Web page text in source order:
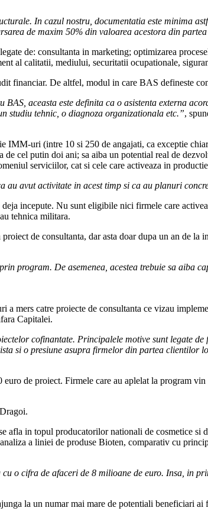
In cazul nostru, documentatia este minima
de maxim 50% din valoarea acestora din
de: consultanta in marketing; optimizarea
al calitatii, mediului, securitatii ocupationale,
financiar. De altfel, modul in care BAS defineste
aceasta este definita ca o asistenta externa
studiu tehnic, o diagnoza organizationala etc.”,
IMM-uri (intre 10 si 250 de angajati, ca exceptie
cel putin doi ani; sa aiba un potential real de
serviciilor, cat si cele care activeaza in
au avut activitate in acest timp si ca au planuri
incepute. Nu sunt eligibile nici firmele care
tehnica militara.
de consultanta, dar asta doar dupa un an de la
program. De asemenea, acestea trebuie sa aiba
mers catre proiecte de consultanta ce vizau
Capitalei.
cofinantate. Principalele motive sunt legate
si o presiune asupra firmelor din partea clientilor
de proiect. Firmele care au aplelat la program
in topul producatorilor nationali de cosmetice
a liniei de produse Bioten, comparativ cu
o cifra de afaceri de 8 milioane de euro. Insa, in
la un numar mai mare de potentiali beneficiari